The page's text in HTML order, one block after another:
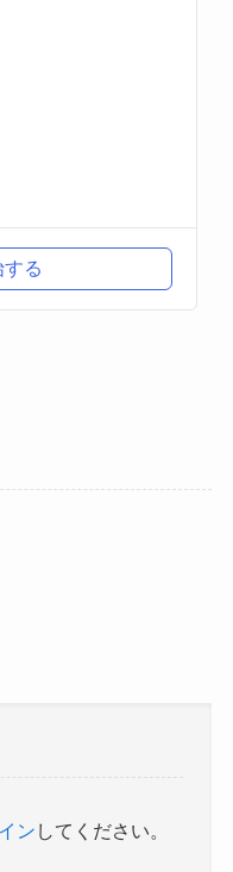
る
ン してください。